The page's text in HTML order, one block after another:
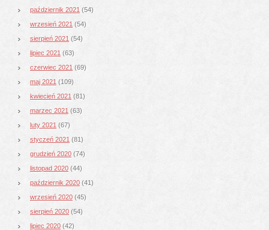
październik 2021 (54)
wrzesień 2021 (54)
sierpień 2021 (54)
lipiec 2021 (63)
czerwiec 2021 (69)
maj 2021 (109)
kwiecień 2021 (81)
marzec 2021 (63)
luty 2021 (67)
styczeń 2021 (81)
grudzień 2020 (74)
listopad 2020 (44)
październik 2020 (41)
wrzesień 2020 (45)
sierpień 2020 (54)
lipiec 2020 (42)